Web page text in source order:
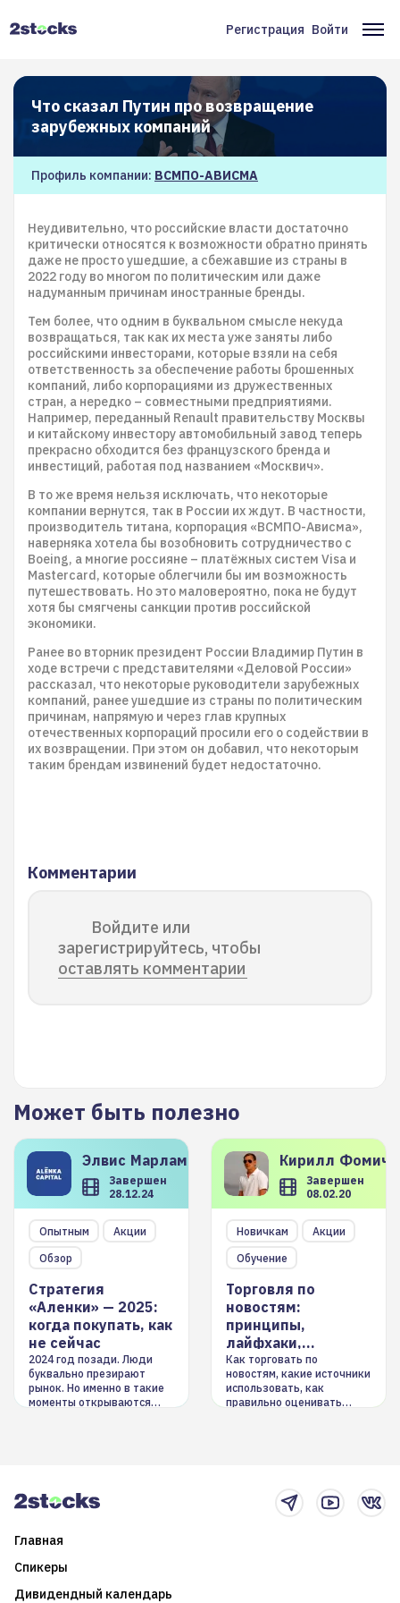
Меню
учётной
записи
пользователя
Регистрация Войти
Что сказал Путин про возвращение
зарубежных компаний
Профиль компании: ВСМПО-АВИСМА
Неудивительно, что российские власти достаточно
критически относятся к возможности обратно принять
даже не просто ушедшие, а сбежавшие из страны в
2022 году во многом по политическим или даже
надуманным причинам иностранные бренды.
Тем более, что одним в буквальном смысле некуда
возвращаться, так как их места уже заняты либо
российскими инвесторами, которые взяли на себя
ответственность за обеспечение работы брошенных
компаний, либо корпорациями из дружественных
стран, а нередко – совместными предприятиями.
Например, переданный Renault правительству Москвы
и китайскому инвестору автомобильный завод теперь
прекрасно обходится без французского бренда и
инвестиций, работая под названием «Москвич».
В то же время нельзя исключать, что некоторые
компании вернутся, так в России их ждут. В частности,
производитель титана, корпорация «ВСМПО-Ависма»,
наверняка хотела бы возобновить сотрудничество с
Boeing, а многие россияне – платёжных систем Visa и
Mastercard, которые облегчили бы им возможность
путешествовать. Но это маловероятно, пока не будут
хотя бы смягчены санкции против российской
экономики.
Ранее во вторник президент России Владимир Путин в
ходе встречи с представителями «Деловой России»
рассказал, что некоторые руководители зарубежных
компаний, ранее ушедшие из страны по политическим
причинам, напрямую и через глав крупных
отечественных корпораций просили его о содействии в
их возвращении. При этом он добавил, что некоторым
таким брендам извинений будет недостаточно.
Комментарии
Войдите или
зарегистрируйтесь, чтобы
оставлять комментарии
Может быть полезно
Элвис Марламов
Завершен
28.12.24
Опытным
Акции
Обзор
Стратегия
«Аленки» — 2025:
когда покупать, как
не сейчас
2024 год позади. Люди
буквально презирают
рынок. Но именно в такие
моменты открываются
Кирилл
Завершен
08.02.20
Новичкам
Акции
Обучение
Торговля по
новостям:
принципы,
лайфхаки,
инструменты
Как торговать по
новостям, какие источники
использовать, как
правильно оценивать
Главная
Спикеры
Дивидендный календарь